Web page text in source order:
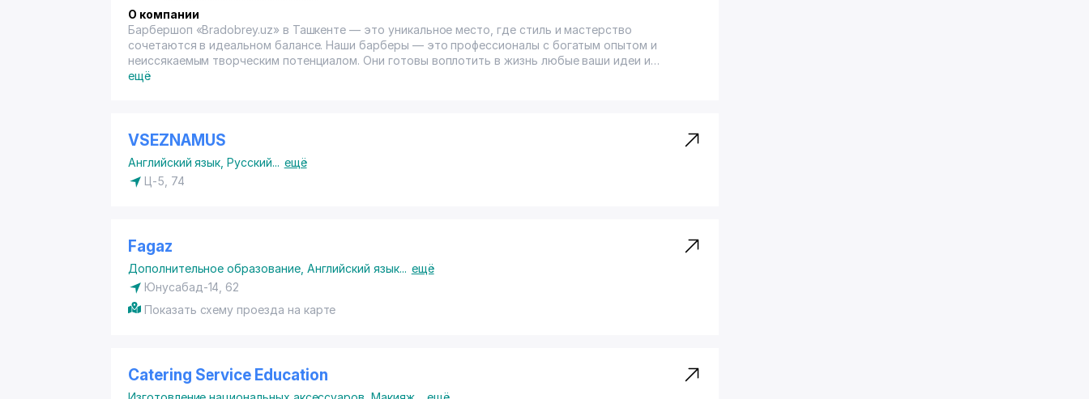
О компании
Барбершоп «Bradobrey.uz» в Ташкенте — это уникальное место, где стиль и мастерство
сочетаются в идеальном балансе. Наши барберы — это профессионалы с богатым опытом и
неиссякаемым творческим потенциалом. Они готовы воплотить в жизнь любые ваши идеи и
пожелания, чтобы каждый клиент оставался доволен результатом.
bir mijoz natijadan mamnun bo'lishi uchun ular sizning har qanday g'oyalaringiz va istaklaringizni amalga
Адрес / Address / Manzil:
- Мирзо Улугбека, 120, этаж 1 (
Контакты / Contact / Kontaktlar:
+998977152444
ещё
VSEZNAMUS
Английский язык ,Русский... ещё
Ц-5, 74
Fagaz
Дополнительное образование, Английский язык... ещё
Юнусабад-14, 62
Показать схему проезда на карте
Catering Service Education